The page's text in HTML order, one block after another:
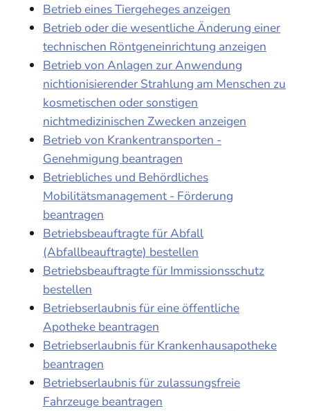
Betrieb eines Tiergeheges anzeigen
Betrieb oder die wesentliche Änderung einer
technischen Röntgeneinrichtung anzeigen
Betrieb von Anlagen zur Anwendung
nichtionisierender Strahlung am Menschen zu
kosmetischen oder sonstigen
nichtmedizinischen Zwecken anzeigen
Betrieb von Krankentransporten -
Genehmigung beantragen
Betriebliches und Behördliches
Mobilitätsmanagement - Förderung
beantragen
Betriebsbeauftragte für Abfall
(Abfallbeauftragte) bestellen
Betriebsbeauftragte für Immissionsschutz
bestellen
Betriebserlaubnis für eine öffentliche
Apotheke beantragen
Betriebserlaubnis für Krankenhausapotheke
beantragen
Betriebserlaubnis für zulassungsfreie
Fahrzeuge beantragen